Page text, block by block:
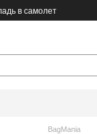
в самолет
BagMania